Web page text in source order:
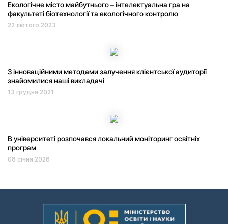
Екологічне місто майбутнього – інтелектуальна гра на
факультеті біотехнології та екологічного контролю
22 лютого 2023
З інноваційними методами залучення клієнтської аудиторії
знайомилися наші викладачі
13 грудня 2021
В університеті розпочався локальний моніторинг освітніх
програм
08 січня 2026